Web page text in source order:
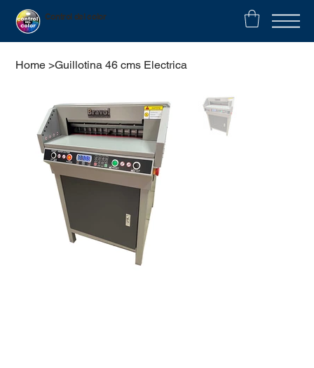
Control del color
Home >Guillotina 46 cms Electrica